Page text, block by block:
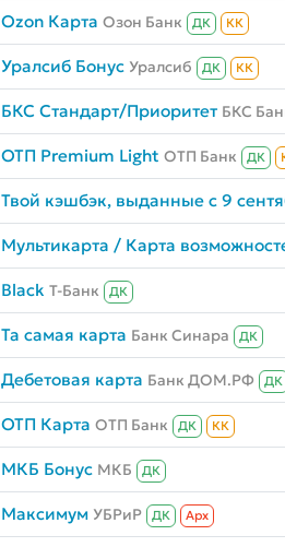
Ozon Карта Озон Банк ДК КК
Уралсиб Бонус Уралсиб ДК КК
БКС Стандарт/Приоритет БКС
ОТП Premium Light ОТП Банк ДК
Твой кэшбэк, выданные с 9
Мультикарта / Карта
Black Т-Банк ДК
Та самая карта Банк Синара ДК
Дебетовая карта Банк ДОМ.РФ ДК
ОТП Карта ОТП Банк ДК КК
МКБ Бонус МКБ ДК
Максимум УБРиР ДК Aрх